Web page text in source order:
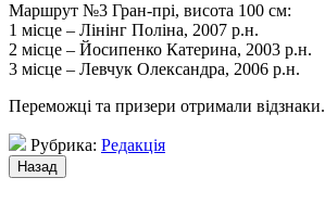
Маршрут №3 Гран-прі, висота 100 см:
1 місце – Лінінг Поліна, 2007 р.н.
2 місце – Йосипенко Катерина, 2003 р.н.
3 місце – Левчук Олександра, 2006 р.н.
Переможці та призери отримали відзнаки.
Рубрика: Редакція